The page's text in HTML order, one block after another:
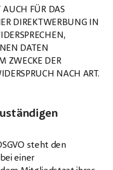
AUCH FÜR DAS
DIREKTWERBUNG IN
DATEN
ZWECKE DER
NACH ART.
steht den
einer